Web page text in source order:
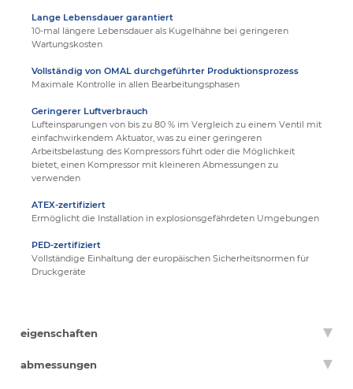
Lange Lebensdauer garantiert
10-mal längere Lebensdauer als Kugelhähne bei geringeren
Wartungskosten
Vollständig von OMAL durchgeführter Produktionsprozess
Maximale Kontrolle in allen Bearbeitungsphasen
Geringerer Luftverbrauch
Lufteinsparungen von bis zu 80 % im Vergleich zu einem Ventil mit
einfachwirkendem Aktuator, was zu einer geringeren
Arbeitsbelastung des Kompressors führt oder die Möglichkeit
bietet, einen Kompressor mit kleineren Abmessungen zu
verwenden
ATEX-zertifiziert
Ermöglicht die Installation in explosionsgefährdeten Umgebungen
PED-zertifiziert
Vollständige Einhaltung der europäischen Sicherheitsnormen für
Druckgeräte
eigenschaften
abmessungen